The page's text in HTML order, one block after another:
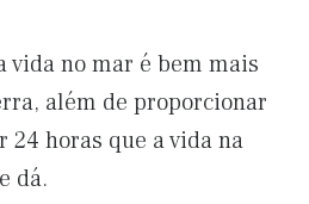
vida no mar é bem mais
além de proporcionar
horas que a vida na
dá.